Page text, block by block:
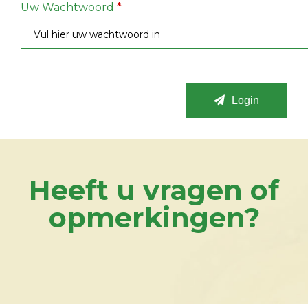
Uw Wachtwoord *
Login
Heeft u vragen of
opmerkingen?